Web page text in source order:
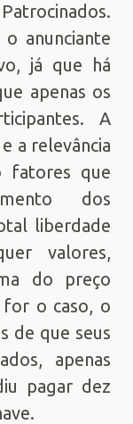
anunciante
já que há
apenas os
A
a relevância
fatores que
dos
liberdade
valores,
do preço
for o caso, o
de que seus
apenas
pagar dez